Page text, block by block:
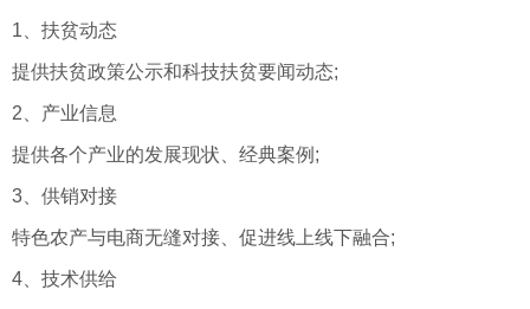
1、扶贫动态
提供扶贫政策公示和科技扶贫要闻动态;
2、产业信息
提供各个产业的发展现状、经典案例;
3、供销对接
特色农产与电商无缝对接、促进线上线下融合;
4、技术供给